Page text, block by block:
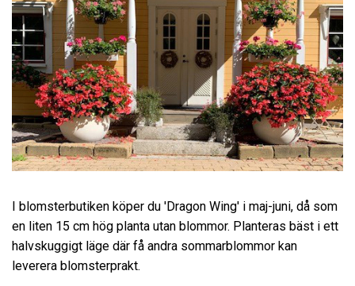
I blomsterbutiken köper du 'Dragon Wing' i maj-juni, då som
en liten 15 cm hög planta utan blommor. Planteras bäst i ett
halvskuggigt läge där få andra sommarblommor kan
leverera blomsterprakt.